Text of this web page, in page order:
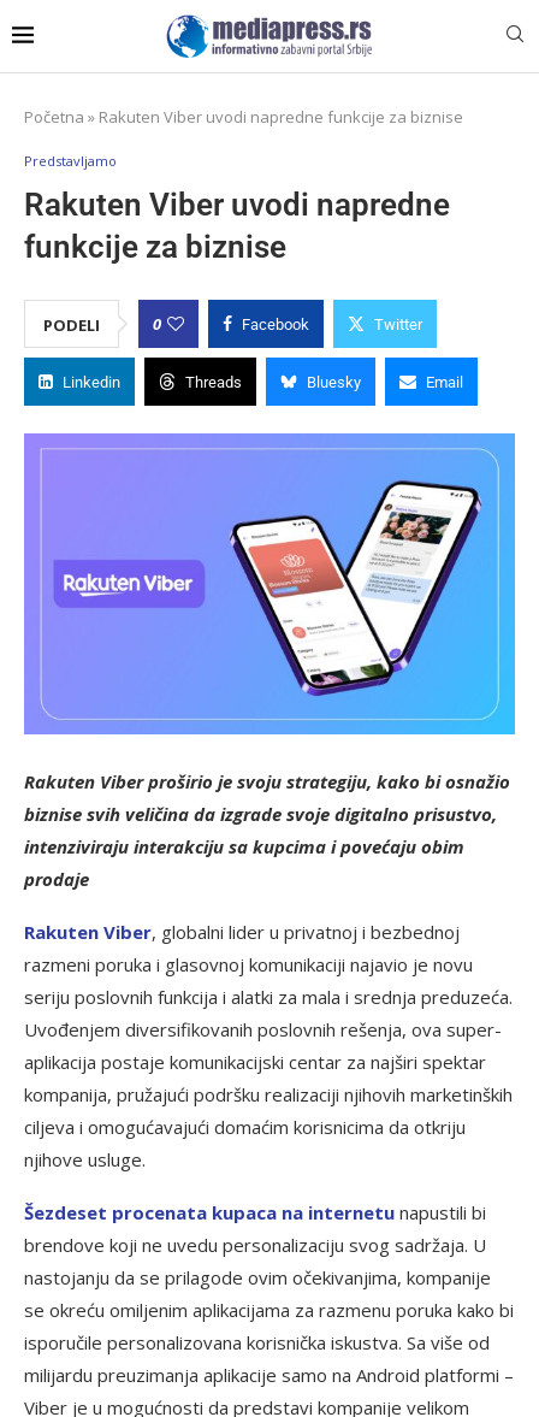
Početna » Rakuten Viber uvodi napredne funkcije za biznise
Predstavljamo
Rakuten Viber uvodi napredne
funkcije za biznise
PODELI 0 Facebook Twitter
Linkedin Threads Bluesky Email
Rakuten Viber proširio je svoju strategiju, kako bi osnažio
biznise svih veličina da izgrade svoje digitalno prisustvo,
intenziviraju interakciju sa kupcima i povećaju obim
prodaje
Rakuten Viber, globalni lider u privatnoj i bezbednoj
razmeni poruka i glasovnoj komunikaciji najavio je novu
seriju poslovnih funkcija i alatki za mala i srednja preduzeća.
Uvođenjem diversifikovanih poslovnih rešenja, ova super-
aplikacija postaje komunikacijski centar za najširi spektar
kompanija, pružajući podršku realizaciji njihovih marketinških
ciljeva i omogućavajući domaćim korisnicima da otkriju
njihove usluge.
Šezdeset procenata kupaca na internetu napustili bi
brendove koji ne uvedu personalizaciju svog sadržaja. U
nastojanju da se prilagode ovim očekivanjima, kompanije
se okreću omiljenim aplikacijama za razmenu poruka kako bi
isporučile personalizovana korisnička iskustva. Sa više od
milijardu preuzimanja aplikacije samo na Android platformi –
Viber je u mogućnosti da predstavi kompanije velikom